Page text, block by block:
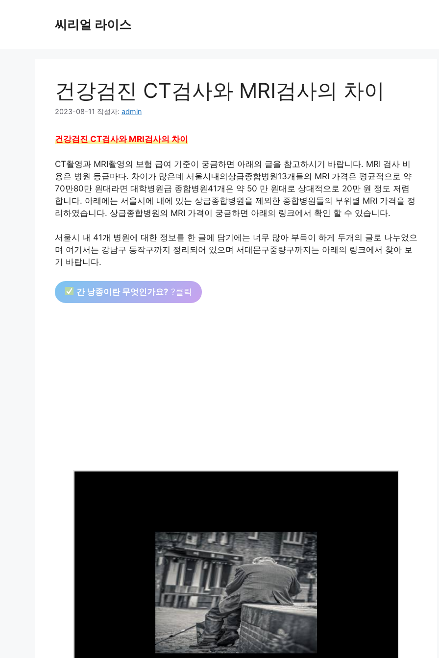
씨리얼 라이스
건강검진 CT검사와 MRI검사의 차이
2023-08-11 작성자: admin
건강검진 CT검사와 MRI검사의 차이
CT촬영과 MRI촬영의 보험 급여 기준이 궁금하면 아래의 글을 참고하시기 바랍니다. MRI 검사 비
용은 병원 등급마다. 차이가 많은데 서울시내의상급종합병원13개들의 MRI 가격은 평균적으로 약
70만80만 원대라면 대학병원급 종합병원41개은 약 50 만 원대로 상대적으로 20만 원 정도 저렴
합니다. 아래에는 서울시에 내에 있는 상급종합병원을 제외한 종합병원들의 부위별 MRI 가격을 정
리하였습니다. 상급종합병원의 MRI 가격이 궁금하면 아래의 링크에서 확인 할 수 있습니다.
서울시 내 41개 병원에 대한 정보를 한 글에 담기에는 너무 많아 부득이 하게 두개의 글로 나누었으
며 여기서는 강남구 동작구까지 정리되어 있으며 서대문구중량구까지는 아래의 링크에서 찾아 보
기 바랍니다.
간 낭종이란 무엇인가요? ?클릭